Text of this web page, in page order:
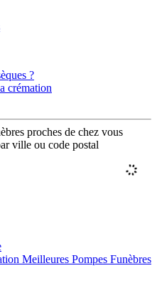
?
crémation
proches de chez vous
ville ou code postal
Meilleures Pompes Funèbres